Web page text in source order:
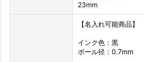
23mm
【名入れ可能商品】
インク色：黒
ボール径：0.7mm